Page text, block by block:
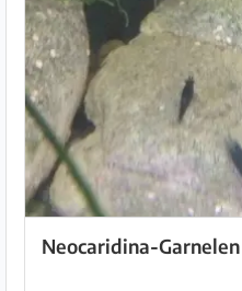
Neocaridina-